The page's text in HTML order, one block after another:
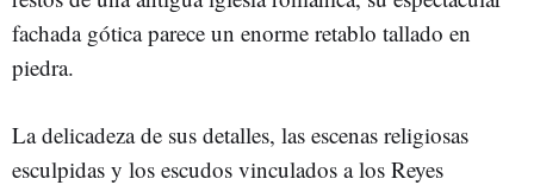
fachada gótica parece un enorme retablo tallado en
piedra.
La delicadeza de sus detalles, las escenas religiosas
esculpidas y los escudos vinculados a los Reyes